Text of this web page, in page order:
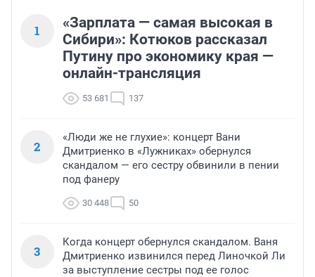
1
«Зарплата — самая высокая в
Сибири»: Котюков рассказал
Путину про экономику края —
онлайн-трансляция
53 681 137
2
«Люди же не глухие»: концерт Вани
Дмитриенко в «Лужниках» обернулся
скандалом — его сестру обвинили в пении
под фанеру
30 448 50
3
Когда концерт обернулся скандалом. Ваня
Дмитриенко извинился перед Линочкой Ли
за выступление сестры под ее голос